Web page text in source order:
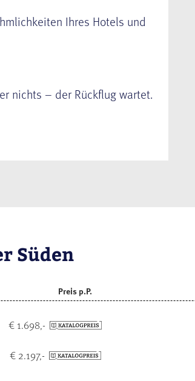
Ihres Hotels und
nichts – der Rückflug wartet.
Süden
Preis p.P.
€ 1.698,-
€ 2.197,-